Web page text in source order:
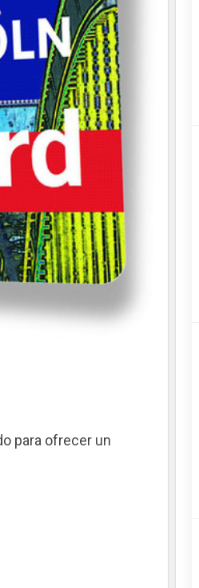
para ofrecer un